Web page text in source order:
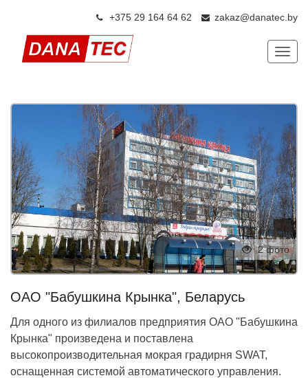
+375 29 164 64 62 zakaz@danatec.by
2 фото
ОАО "Бабушкина Крынка", Беларусь
Для одного из филиалов предприятия ОАО "Бабушкина
Крынка" произведена и поставлена
высокопроизводительная мокрая градирня SWAT,
оснащенная системой автоматического управления.